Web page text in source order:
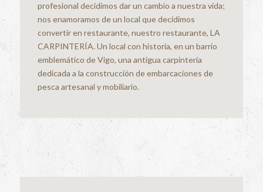
profesional decidimos dar un cambio a nuestra vida;
nos enamoramos de un local que decidimos
convertir en restaurante, nuestro restaurante, LA
CARPINTERÍA. Un local con historia, en un barrio
emblemático de Vigo, una antigua carpintería
dedicada a la construcción de embarcaciones de
pesca artesanal y mobiliario.